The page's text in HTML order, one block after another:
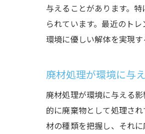
与えることがあります。
られています。最近のト
環境に優しい解体を実現
廃材処理が環境に与
廃材処理が環境に与える
的に廃棄物として処理さ
材の種類を把握し、それ